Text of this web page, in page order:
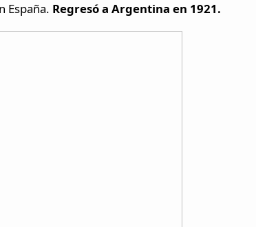
España. Regresó a Argentina en 1921.